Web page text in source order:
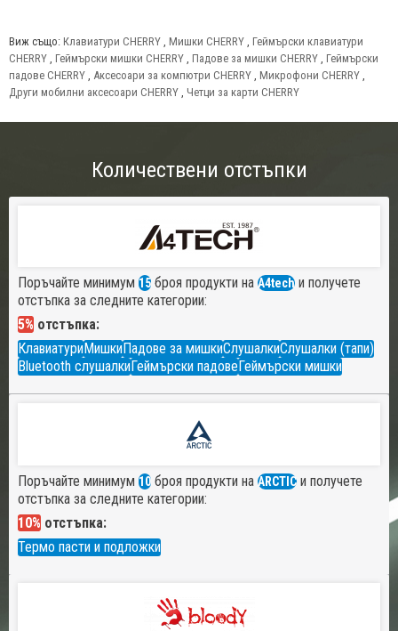
Виж също: Клавиатури CHERRY , Мишки CHERRY , Геймърски клавиатури
CHERRY , Геймърски мишки CHERRY , Падове за мишки CHERRY , Геймърски
падове CHERRY , Аксесоари за компютри CHERRY , Микрофони CHERRY ,
Други мобилни аксесоари CHERRY , Четци за карти CHERRY
Количествени отстъпки
Поръчайте минимум 15 броя продукти на A4tech и получете
отстъпка за следните категории:
5% отстъпка:
КлавиатуриМишкиПадове за мишкиСлушалкиСлушалки (тапи)
Bluetooth слушалкиГеймърски падовеГеймърски мишки
Поръчайте минимум 10 броя продукти на ARCTIC и получете
отстъпка за следните категории:
10% отстъпка:
Термо пасти и подложки